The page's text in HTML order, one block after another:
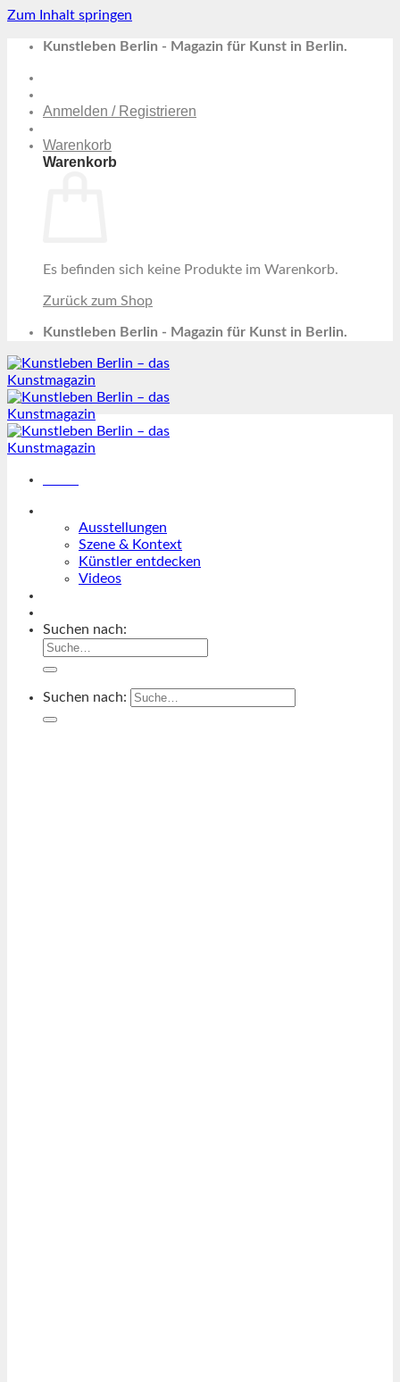
Zum Inhalt springen
Kunstleben Berlin - Magazin für Kunst in Berlin.
Anmelden / Registrieren
Warenkorb
Warenkorb
Es befinden sich keine Produkte im Warenkorb.
Zurück zum Shop
Kunstleben Berlin - Magazin für Kunst in Berlin.
Ausstellungen
Szene & Kontext
Künstler entdecken
Videos
Suchen nach:
Suchen nach: